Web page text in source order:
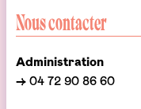
Nous contacter
Administration
→ 04 72 90 86 60